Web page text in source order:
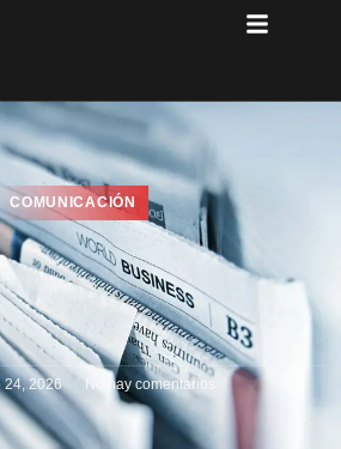
COMUNICACIÓN
24, 2026 No hay comentarios